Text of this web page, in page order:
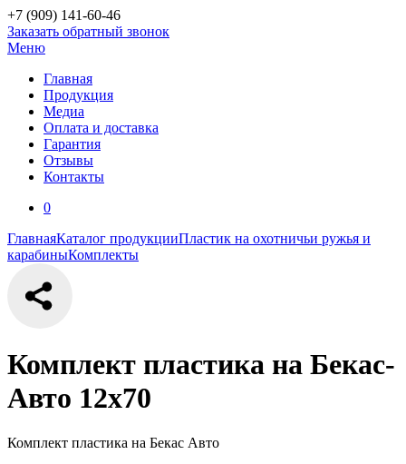
+7 (909) 141-60-46
Заказать обратный звонок
Меню
Главная
Продукция
Медиа
Оплата и доставка
Гарантия
Отзывы
Контакты
0
ГлавнаяКаталог продукцииПластик на охотничьи ружья и
карабиныКомплекты
Комплект пластика на Бекас-
Авто 12х70
Комплект пластика на Бекас Авто